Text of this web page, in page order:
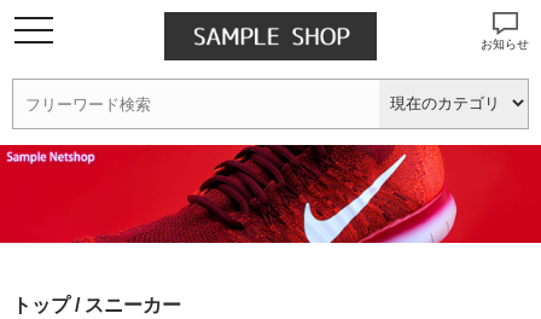
お知らせ
トップ/ スニーカー